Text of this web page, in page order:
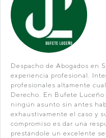
Despacho de Abogados en
experiencia profesional.
profesionales altamente
Derecho. En Bufete
ningún asunto sin antes
exhaustivamente el caso y
compromiso es dar una
prestándole un excelente